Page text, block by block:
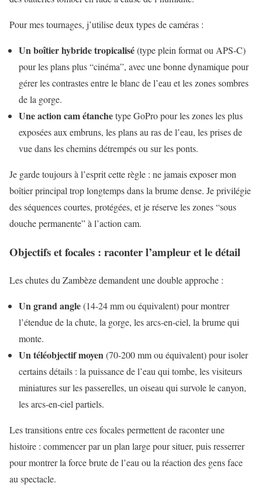
Pour mes tournages, j’utilise deux types de caméras :
Un boîtier hybride tropicalisé(type plein format ou APS-C)
pour les plans plus “cinéma”, avec une bonne dynamique pour
gérer les contrastes entre le blanc de l’eau et les zones sombres
de la gorge.
Une action cam étanchetype GoPro pour les zones les plus
exposées aux embruns, les plans au ras de l’eau, les prises de
vue dans les chemins détrempés ou sur les ponts.
Je garde toujours à l’esprit cette règle : ne jamais exposer mon
boîtier principal trop longtemps dans la brume dense. Je privilégie
des séquences courtes, protégées, et je réserve les zones “sous
douche permanente” à l’action cam.
Objectifs et focales : raconter l’ampleur et le détail
Les chutes du Zambèze demandent une double approche :
Un grand angle(14-24 mm ou équivalent) pour montrer
l’étendue de la chute, la gorge, les arcs-en-ciel, la brume qui
monte.
Un téléobjectif moyen(70-200 mm ou équivalent) pour isoler
certains détails : la puissance de l’eau qui tombe, les visiteurs
miniatures sur les passerelles, un oiseau qui survole le canyon,
les arcs-en-ciel partiels.
Les transitions entre ces focales permettent de raconter une
histoire : commencer par un plan large pour situer, puis resserrer
pour montrer la force brute de l’eau ou la réaction des gens face
au spectacle.